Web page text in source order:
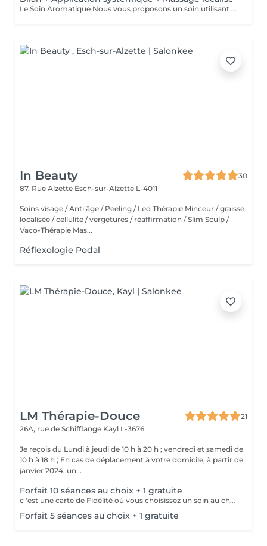
Le Soin Aromatique Nous vous proposons un soin utilisant L'aromathérapie. Cela consiste à rechercher ensemble vos besoins et vous proposer ensuite une combinaison d'huiles essentielles et huile végétale appliquée en zones localisées. L'application systémique consiste à appliquer des huiles essentielles sur certaines zones du corps (comme le bas du dos, le plexus solaire, la plante des pieds, les poignets, etc.) afin que leurs principes actifs pénètrent dans la peau et se diffusent dans l'organisme combiné à un massage ciblées sur les zones énergétiques. Dans le cadre des soins aux huiles essentielles de French Beauty, celles-ci ne vous seront conseillées et utilisées uniquement par voie cutanée et /ou en diffusion. L'utilisation d'huiles essentielles offre un large éventail de bienfaits pour le corps et l'esprit. En voici quelques-uns : * Réduction du stress et de l'anxiété * Amélioration du sommeil * Amélioration de l'humeur, la fatigue mentale * Renforcement immunitaire * Propriétés antiseptiques et antivirales * Soutien musculaires et articulaires * Soutien digestif * Purifiant, tonifiant et régénérant cutané L'aromathérapie ne se substitue pas à un traitement médical ou consultation médicale. Au même titre qu'un complément alimentaire, elle est une aide et un soutien supplémentaire au maintien de votre système immunitaire. Avant de prendre rendez-vous, voici quelques contre-indications à l'utilisation des huiles essentielles : * Grossesse et allaitement * Allergies cutanées, alimentaires * Maladies cardiovasculaires * Maladies hormodépendantes * Cancers * Épilepsie * Asthme et maladies respiratoires * Personne mineure Votre conseil et soin sera presté par une personne certifiée en aromathérapie appliquée à l'officine.
In Beauty
30
87, Rue Alzette Esch-sur-Alzette L-4011
Soins visage / Anti âge / Peeling / Led Thérapie Minceur / graisse
localisée / cellulite / vergetures / réaffirmation / Slim Sculp /
Vaco-Thérapie Mas...
Réflexologie Podal
LM Thérapie-Douce
21
26A, rue de Schifflange Kayl L-3676
Je reçois du Lundi à jeudi de 10 h à 20 h ; vendredi et samedi de
10 h à 18 h ; En cas de déplacement à votre domicile, à partir de
janvier 2024, un...
Forfait 10 séances au choix + 1 gratuite
c 'est une carte de Fidélité où vous choisissez un soin au choix pour 800 euros les 10 séances + la 11ème est gratuite ! (la carte est payée à l 'avance)
Forfait 5 séances au choix + 1 gratuite